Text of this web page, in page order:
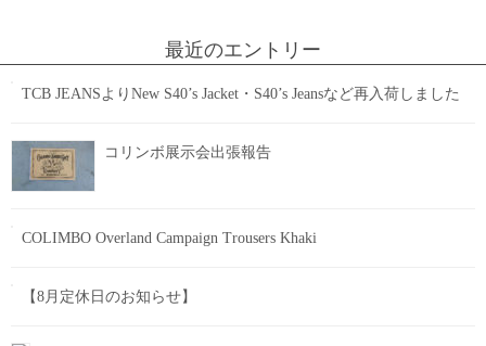
最近のエントリー
TCB JEANSよりNew S40’s Jacket・S40’s Jeansなど再入荷しました
コリンボ展示会出張報告
COLIMBO Overland Campaign Trousers Khaki
【8月定休日のお知らせ】